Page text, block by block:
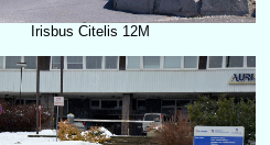
Irisbus Citelis 12M